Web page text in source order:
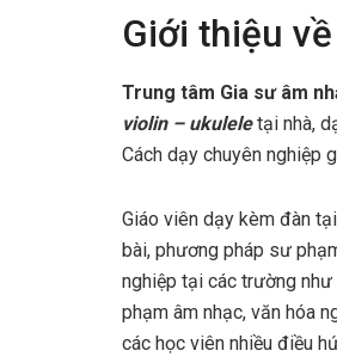
Giới thiệu
Trung tâm Gia sư âm
violin – ukuleletại nhà,
Cách dạy chuyên nghiệp
Giáo viên dạy kèm đàn
bài, phương pháp sư
nghiệp tại các trường
phạm âm nhạc, văn hóa
các học viên nhiều điều